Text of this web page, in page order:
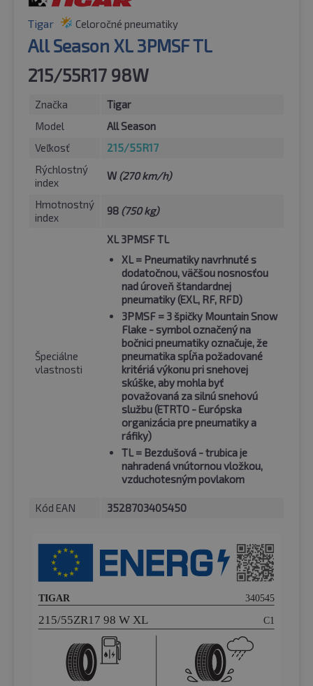
Tigar Celoročné pneumatiky
All Season XL 3PMSF TL
215/55R17 98W
Značka
Tigar
Model
All Season
Veľkosť
215/55R17
Rýchlostný
index
W (270 km/h)
Hmotnostný
index
98 (750 kg)
Špeciálne
vlastnosti
XL 3PMSF TL
XL= Pneumatiky navrhnuté s
dodatočnou, väčšou nosnosťou
nad úroveň štandardnej
pneumatiky (EXL, RF, RFD)
3PMSF = 3 špičky Mountain Snow
Flake - symbol označený na
bočnici pneumatiky označuje, že
pneumatika spĺňa požadované
kritériá výkonu pri snehovej
skúške, aby mohla byť
považovaná za silnú snehovú
službu (ETRTO - Európska
organizácia pre pneumatiky a
ráfiky)
TL= Bezdušová - trubica je
nahradená vnútornou vložkou,
vzduchotesným povlakom
Kód EAN 3528703405450